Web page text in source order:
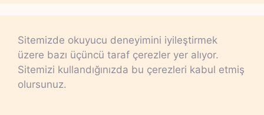
Sitemizde okuyucu deneyimini iyileştirmek
üzere bazı üçüncü taraf çerezler yer alıyor.
Sitemizi kullandığınızda bu çerezleri kabul etmiş
olursunuz.